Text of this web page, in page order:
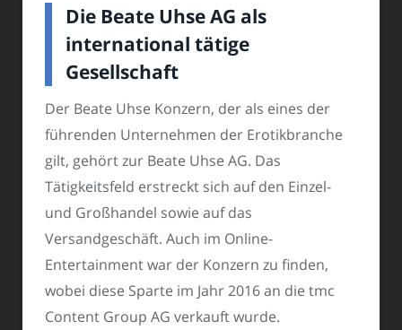
Die Beate Uhse AG als
international tätige
Gesellschaft
Der Beate Uhse Konzern, der als eines der
führenden Unternehmen der Erotikbranche
gilt, gehört zur Beate Uhse AG. Das
Tätigkeitsfeld erstreckt sich auf den Einzel-
und Großhandel sowie auf das
Versandgeschäft. Auch im Online-
Entertainment war der Konzern zu finden,
wobei diese Sparte im Jahr 2016 an die tmc
Content Group AG verkauft wurde.